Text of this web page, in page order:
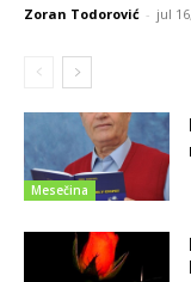
Zoran Todorović - jul
Mesečina